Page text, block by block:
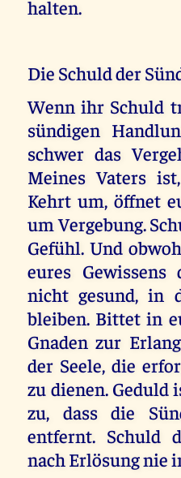
halten.
Die Schuld der
Wenn ihr Schuld
sündigen
schwer das
Meines Vaters
Kehrt um, öffnet
um Vergebung.
Gefühl. Und
eures
nicht gesund, in
bleiben. Bittet in
Gnaden zur
der Seele, die
zu dienen. Geduld
zu, dass die
entfernt. Schuld
nach Erlösung nie